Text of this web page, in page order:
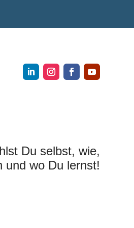
Du selbst, wie,
und wo Du lernst!